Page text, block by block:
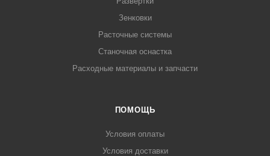
Зенковки
Расточные системы
Станочная оснастка
Расходные материалы и запчасти
ПОМОЩЬ
Условия оплаты
Условия доставки